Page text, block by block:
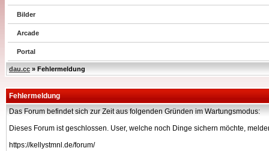
Bilder
Arcade
Portal
dau.cc » Fehlermeldung
Fehlermeldung
Das Forum befindet sich zur Zeit aus folgenden Gründen im Wartungsmodus:
Dieses Forum ist geschlossen. User, welche noch Dinge sichern möchte,
https://kellystmnl.de/forum/